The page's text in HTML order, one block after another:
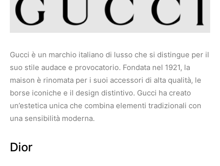
Gucci è un marchio italiano di lusso che si distingue per il
suo stile audace e provocatorio. Fondata nel 1921, la
maison è rinomata per i suoi accessori di alta qualità, le
borse iconiche e il design distintivo. Gucci ha creato
un’estetica unica che combina elementi tradizionali con
una sensibilità moderna.
Dior